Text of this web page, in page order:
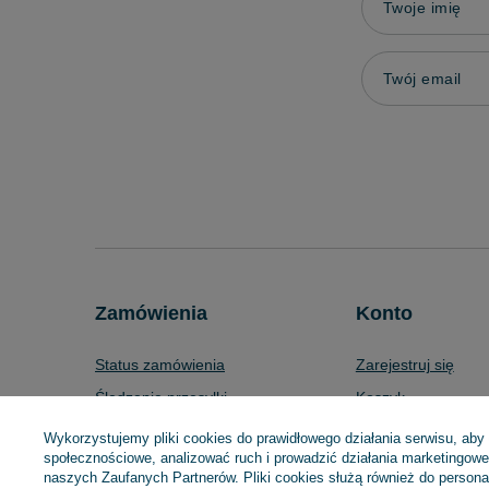
Twoje imię
Twój email
Zamówienia
Status zamówienia
Śledzenie przesyłki
Chcę zareklamować produkt
Chcę zwrócić produkt
Konto
Zarejestruj się
Koszyk
Listy zakupowe
Lista zakupionych
Wykorzystujemy pliki cookies do prawidłowego działania serwisu,
społecznościowe, analizować ruch i prowadzić działania
naszych Zaufanych Partnerów. Pliki cookies służą również do